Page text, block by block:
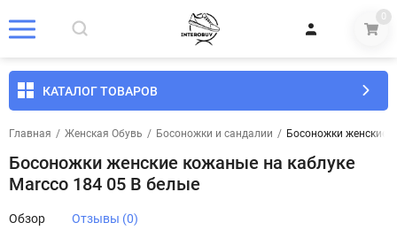
0
КАТАЛОГ ТОВАРОВ
Главная / Женская Обувь / Босоножки и сандалии / Босоножки женские
Босоножки женские кожаные на каблуке
Marcco 184 05 B белые
Обзор Отзывы (0)